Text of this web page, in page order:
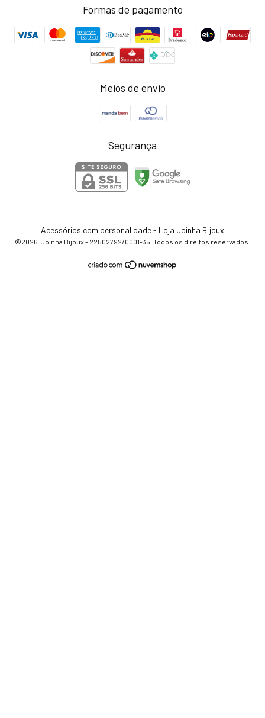
Formas de pagamento
Meios de envio
Segurança
Acessórios com personalidade - Loja Joinha Bijoux
©2026. Joinha Bijoux - 22502792/0001-35. Todos os direitos reservados.